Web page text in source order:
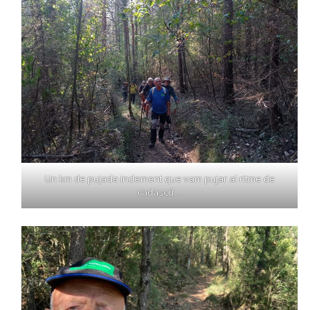
Un km de pujada inclement que vam pujar al ritme de
cadascú…